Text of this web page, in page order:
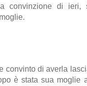
convinzione di
convinto di averla
è stata sua moglie